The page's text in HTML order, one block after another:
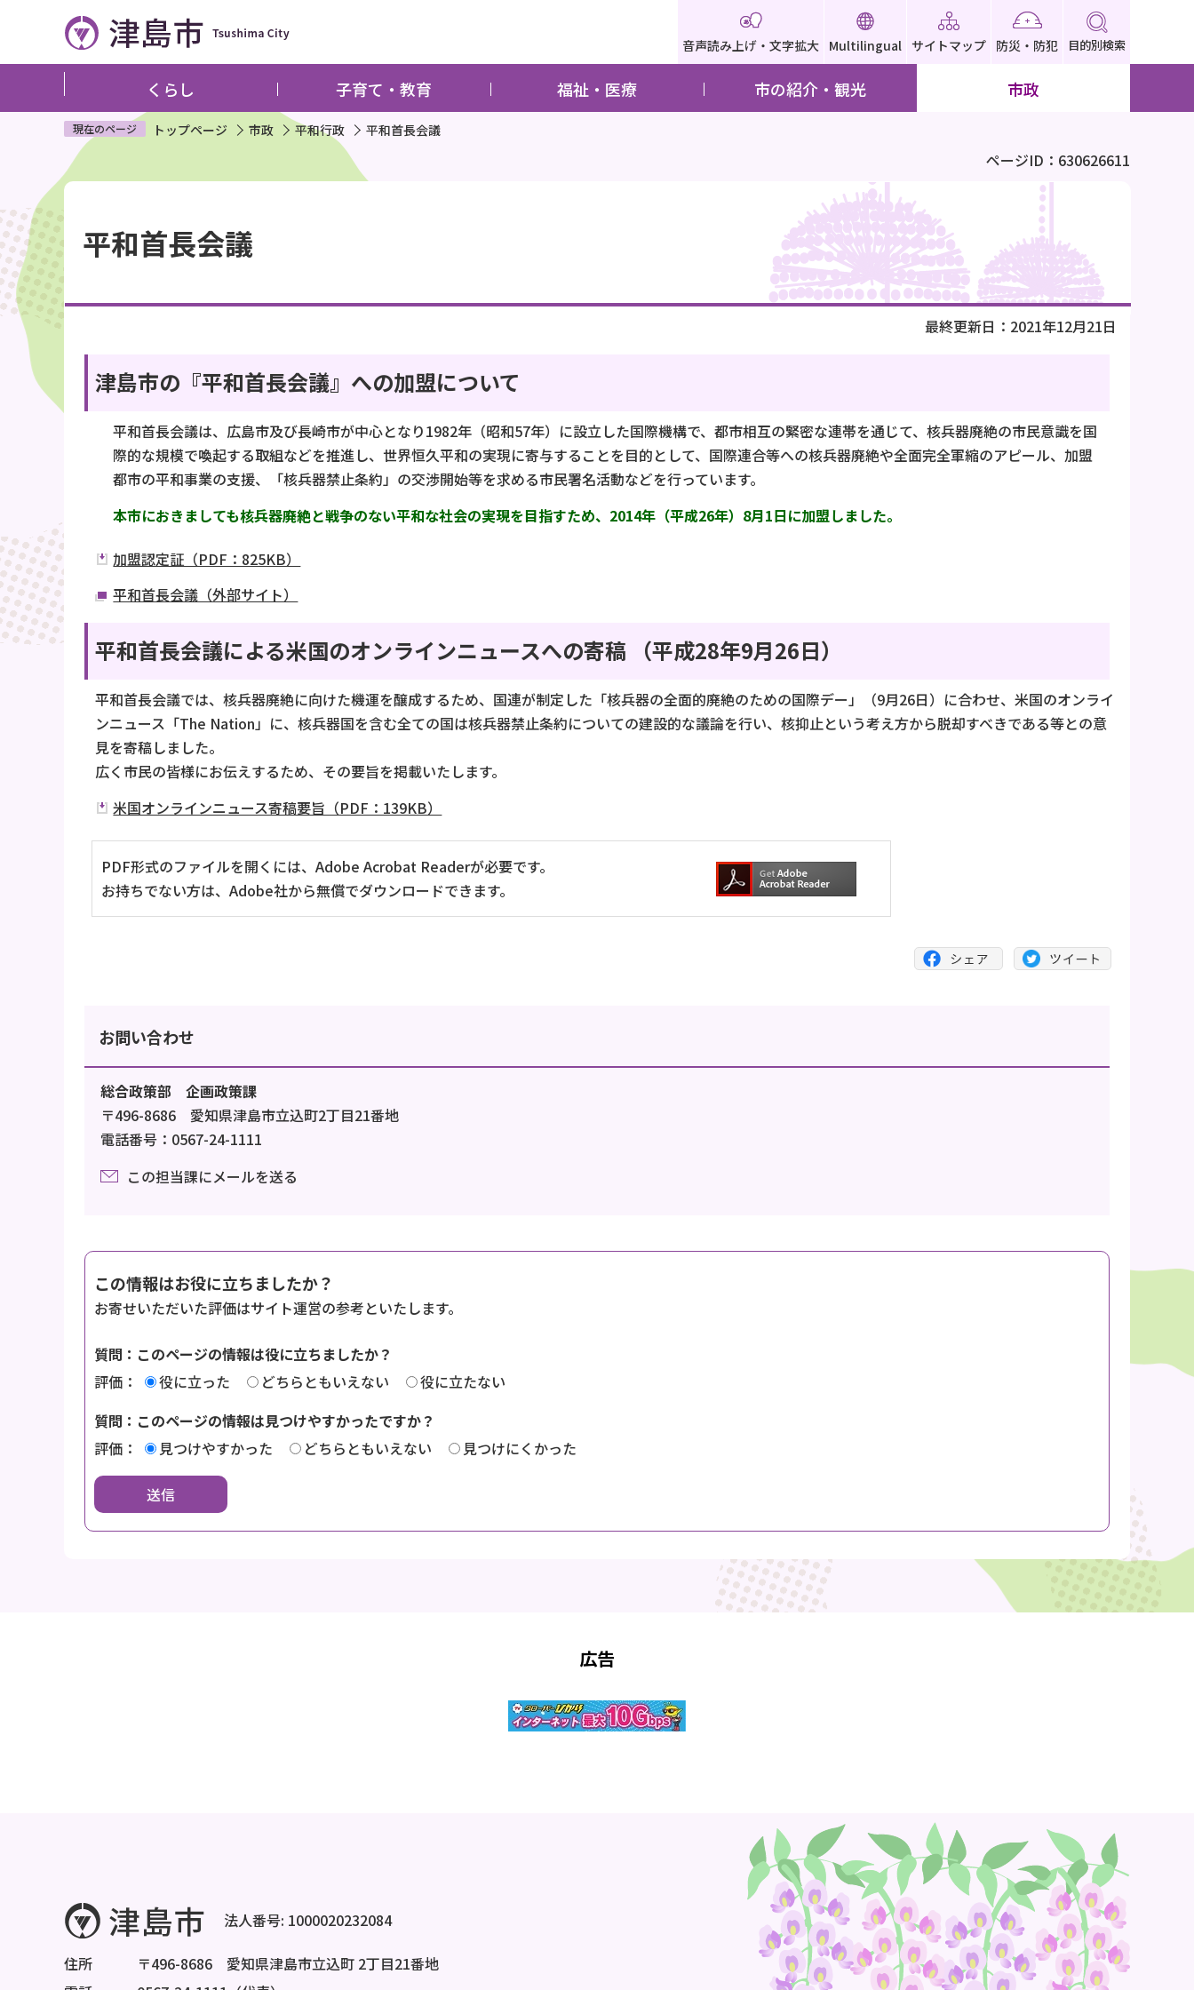
ペ
ジ
す
音声読み上げ・文字拡大 Multilingual サイトマップ 防災・防犯 目的別検索
くらし 子育て・教育 福祉・医療 市の紹介・観光 市政
現在のページ トップページ 市政 平和行政 平和首長会議
ページID：630626611
文
こ
こ
か
ら
平和首長会議
最終更新日：2021年12月21日
津島市の『平和首長会議』への加盟について
平和首長会議は、広島市及び長崎市が中心となり1982年（昭和57年）に設立した国際機構で、都市相互の緊密な連帯を通じて、核兵器廃絶の市民意識を国
際的な規模で喚起する取組などを推進し、世界恒久平和の実現に寄与することを目的として、国際連合等への核兵器廃絶や全面完全軍縮のアピール、加盟
都市の平和事業の支援、「核兵器禁止条約」の交渉開始等を求める市民署名活動などを行っています。
本市におきましても核兵器廃絶と戦争のない平和な社会の実現を目指すため、2014年（平成26年）8月1日に加盟しました。
加盟認定証（PDF：825KB）
平和首長会議（外部サイト）
平和首長会議による米国のオンラインニュースへの寄稿 （平成28年9月26日）
平和首長会議では、核兵器廃絶に向けた機運を醸成するため、国連が制定した「核兵器の全面的廃絶のための国際デー」（9月26日）に合わせ、米国のオンライ
ンニュース「The Nation」に、核兵器国を含む全ての国は核兵器禁止条約についての建設的な議論を行い、核抑止という考え方から脱却すべきである等との意
見を寄稿しました。
広く市民の皆様にお伝えするため、その要旨を掲載いたします。
米国オンラインニュース寄稿要旨（PDF：139KB）
PDF形式のファイルを開くには、Adobe Acrobat Readerが必要です。
お持ちでない方は、Adobe社から無償でダウンロードできます。
お問い合わせ
総合政策部 企画政策課
〒496-8686 愛知県津島市立込町2丁目21番地
電話番号：0567-24-1111
この担当課にメールを送る
この情報はお役に立ちましたか？
お寄せいただいた評価はサイト運営の参考といたします。
質問：このページの情報は役に立ちましたか？
評価：
役に立った どちらともいえない
役に立たない
質問：このページの情報は見つけやすかったですか？
評価：
見つけやすかった どちらともいえない 見つけにくかった
広告
法人番号: 1000020232084
住所
〒496-8686 愛知県津島市立込町 2丁目21番地